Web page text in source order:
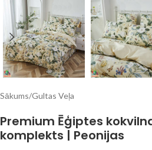
Sākums/Gultas Veļa
Premium Ēģiptes
komplekts | Peonijas